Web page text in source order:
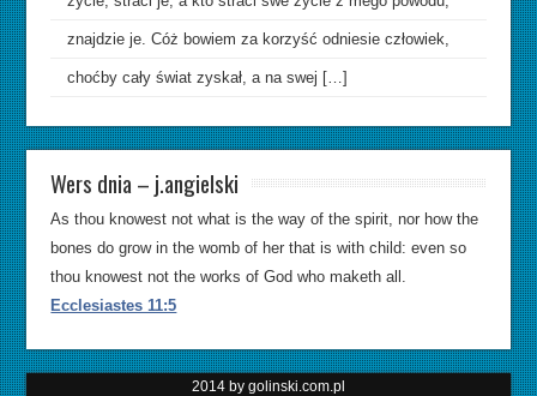
znajdzie je. Cóż bowiem za korzyść odniesie człowiek,
choćby cały świat zyskał, a na swej […]
Wers dnia – j.angielski
As thou knowest not what is the way of the spirit, nor how the
bones do grow in the womb of her that is with child: even so
thou knowest not the works of God who maketh all.
Ecclesiastes 11:5
2014 by golinski.com.pl